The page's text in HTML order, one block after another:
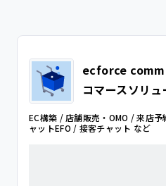
ecforce
コマースソリ
EC構築 / 店舗販売・OMO / 来店
ャットEFO / 接客チャット など